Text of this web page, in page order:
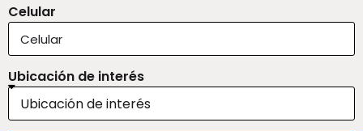
Celular
Ubicación de interés